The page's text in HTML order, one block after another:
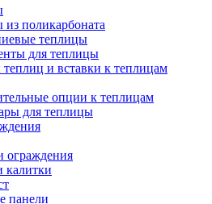
поликарбоната
теплицы
для теплицы
и вставки к теплицам
опции к теплицам
для теплицы
ограждения
калитки
панели